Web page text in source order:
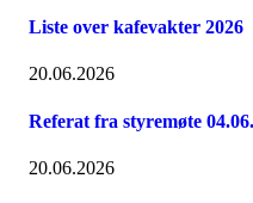
Liste over kafevakter 2026
20.06.2026
Referat fra styremøte
20.06.2026